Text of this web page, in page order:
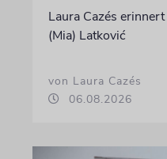
Laura Cazés
(Mia) Latković
von Laura Cazés
06.08.2026